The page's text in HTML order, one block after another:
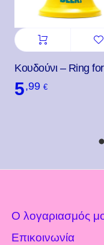
Κουδούνι – Ring
5,99 €
Ο λογαριασμός
Επικοινωνία